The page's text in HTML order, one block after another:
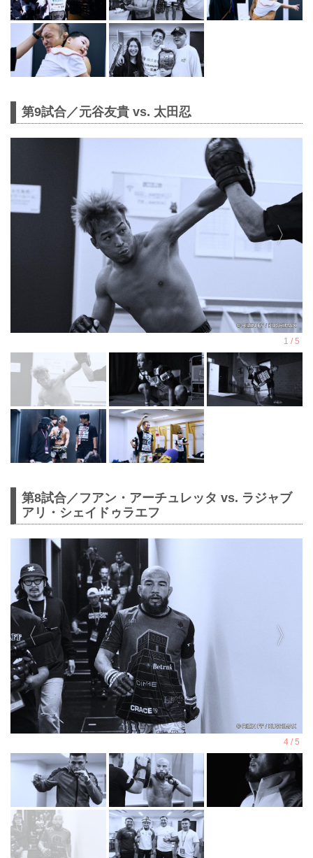
第9試合／元谷友貴 vs. 太田忍
第8試合／フアン・アーチュレッタ vs. ラジャブ
アリ・シェイドゥラエフ